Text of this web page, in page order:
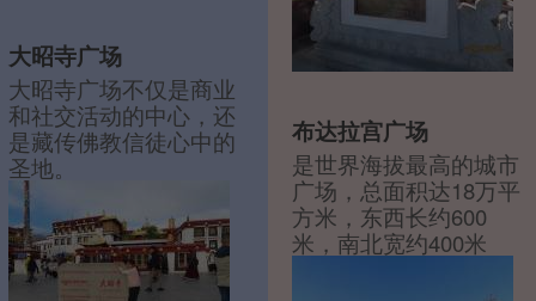
大昭寺广场
大昭寺广场不仅是商业
和社交活动的中心，还
是藏传佛教信徒心中的
圣地。
布达拉宫广场
是世界海拔最高的城市
广场，总面积达18万平
方米，东西长约600
米，南北宽约400米